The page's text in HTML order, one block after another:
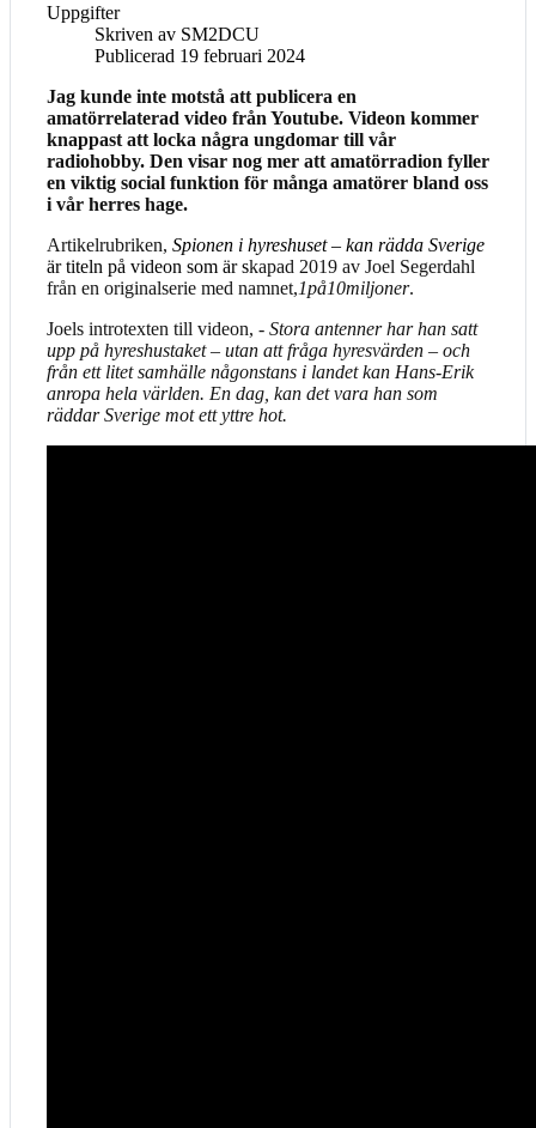
Uppgifter
Skriven av SM2DCU
Publicerad 19 februari 2024
Jag kunde inte motstå att publicera en
amatörrelaterad video från Youtube. Videon kommer
knappast att locka några ungdomar till vår
radiohobby. Den visar nog mer att amatörradion fyller
en viktig social funktion för många amatörer bland oss
i vår herres hage.
Artikelrubriken, Spionen i hyreshuset – kan rädda Sverige
är titeln på videon som är skapad 2019 av Joel Segerdahl
från en originalserie med namnet,1på10miljoner.
Joels introtexten till videon, - Stora antenner har han satt
upp på hyreshustaket – utan att fråga hyresvärden – och
från ett litet samhälle någonstans i landet kan Hans-Erik
anropa hela världen. En dag, kan det vara han som
räddar Sverige mot ett yttre hot.